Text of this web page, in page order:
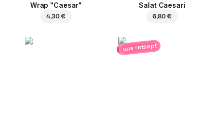
Wrap "Caesar"
4,30 €
Salat Caesari
6,80 €
uus retsept